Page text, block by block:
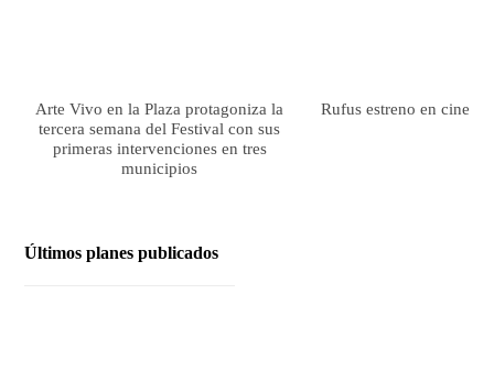
Arte Vivo en la Plaza protagoniza la
tercera semana del Festival con sus
primeras intervenciones en tres
municipios
Rufus estreno en cines
Últimos planes publicados